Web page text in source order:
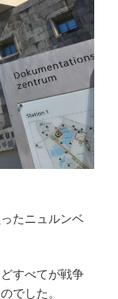
たニュルンベ
すべてが戦争
でした。